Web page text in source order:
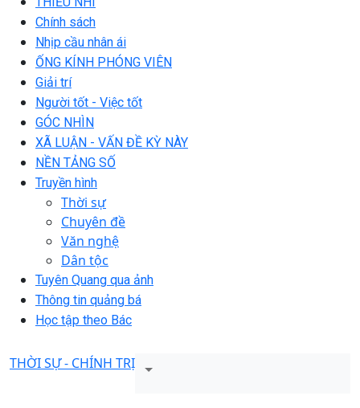
Chính sách
Nhịp cầu nhân ái
ỐNG KÍNH PHÓNG VIÊN
Giải trí
Người tốt - Việc tốt
GÓC NHÌN
XÃ LUẬN - VẤN ĐỀ KỲ NÀY
NỀN TẢNG SỐ
Truyền hình
Thời sự
Chuyên đề
Văn nghệ
Dân tộc
Tuyên Quang qua ảnh
Thông tin quảng bá
Học tập theo Bác
THỜI SỰ - CHÍNH TRỊ